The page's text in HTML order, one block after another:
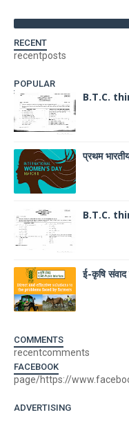
RECENT
recentposts
POPULAR
B.T.C.
प्रथम
B.T.C.
ई-कृषि संवाद
COMMENTS
recentcomments
FACEBOOK
page/https://
ADVERTISING